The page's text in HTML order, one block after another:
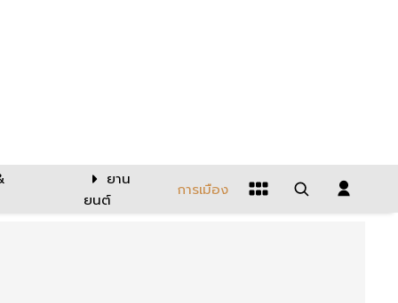
ยาน
ยนต์
การเมือง